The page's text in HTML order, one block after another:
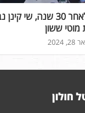
מהפך בחולון: לאחר 30
מוטי ששון
2024
חולון